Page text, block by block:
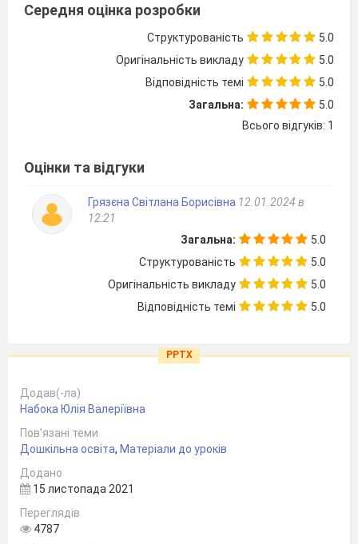
Середня оцінка розробки
Структурованість
5.0
Оригінальність викладу
5.0
Відповідність темі
5.0
Загальна:
5.0
Всього відгуків: 1
Оцінки та відгуки
Грязєна Світлана Борисівна 12.01.2024 в
12:21
Загальна:
5.0
Структурованість
5.0
Оригінальність викладу
5.0
Відповідність темі
5.0
PPTX
Додав(-ла)
Набока Юлія Валеріївна
Пов’язані теми
Дошкільна освіта, Матеріали до уроків
Додано
15 листопада 2021
Переглядів
4787